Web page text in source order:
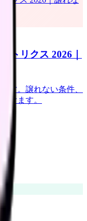
トリクス 2026｜
す。譲れない条件、
けます。